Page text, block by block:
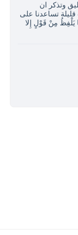
وتذكر ان
تساعدنا على
يَلْفِظُ مِنْ قَوْلٍ إِلا